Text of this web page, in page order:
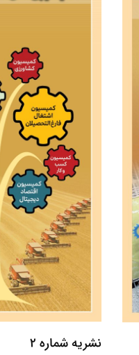
نشریه شماره 2